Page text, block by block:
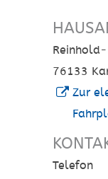
76133
Zur
Telefon